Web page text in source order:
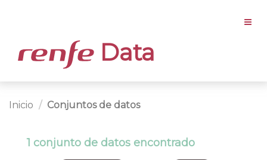
Data
Inicio Conjuntos de datos
1 conjunto de datos encontrado